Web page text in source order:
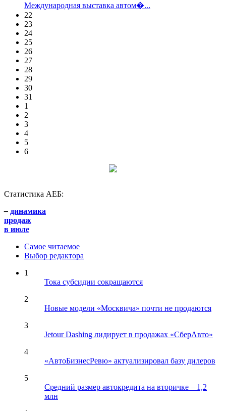
Международная выставка автом�...
22
23
24
25
26
27
28
29
30
31
1
2
3
4
5
6
Статистика АЕБ:
– динамика
продаж
в июле
Самое читаемое
Выбор редактора
1
Тока субсидии сокращаются
2
Новые модели «Москвича» почти не продаются
3
Jetour Dashing лидирует в продажах «СберАвто»
4
«АвтоБизнесРевю» актуализировал базу дилеров
5
Средний размер автокредита на вторичке – 1,2
млн